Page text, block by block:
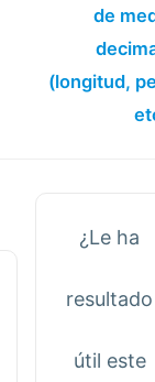
de
(longitud,
¿Le ha
resultado
útil este